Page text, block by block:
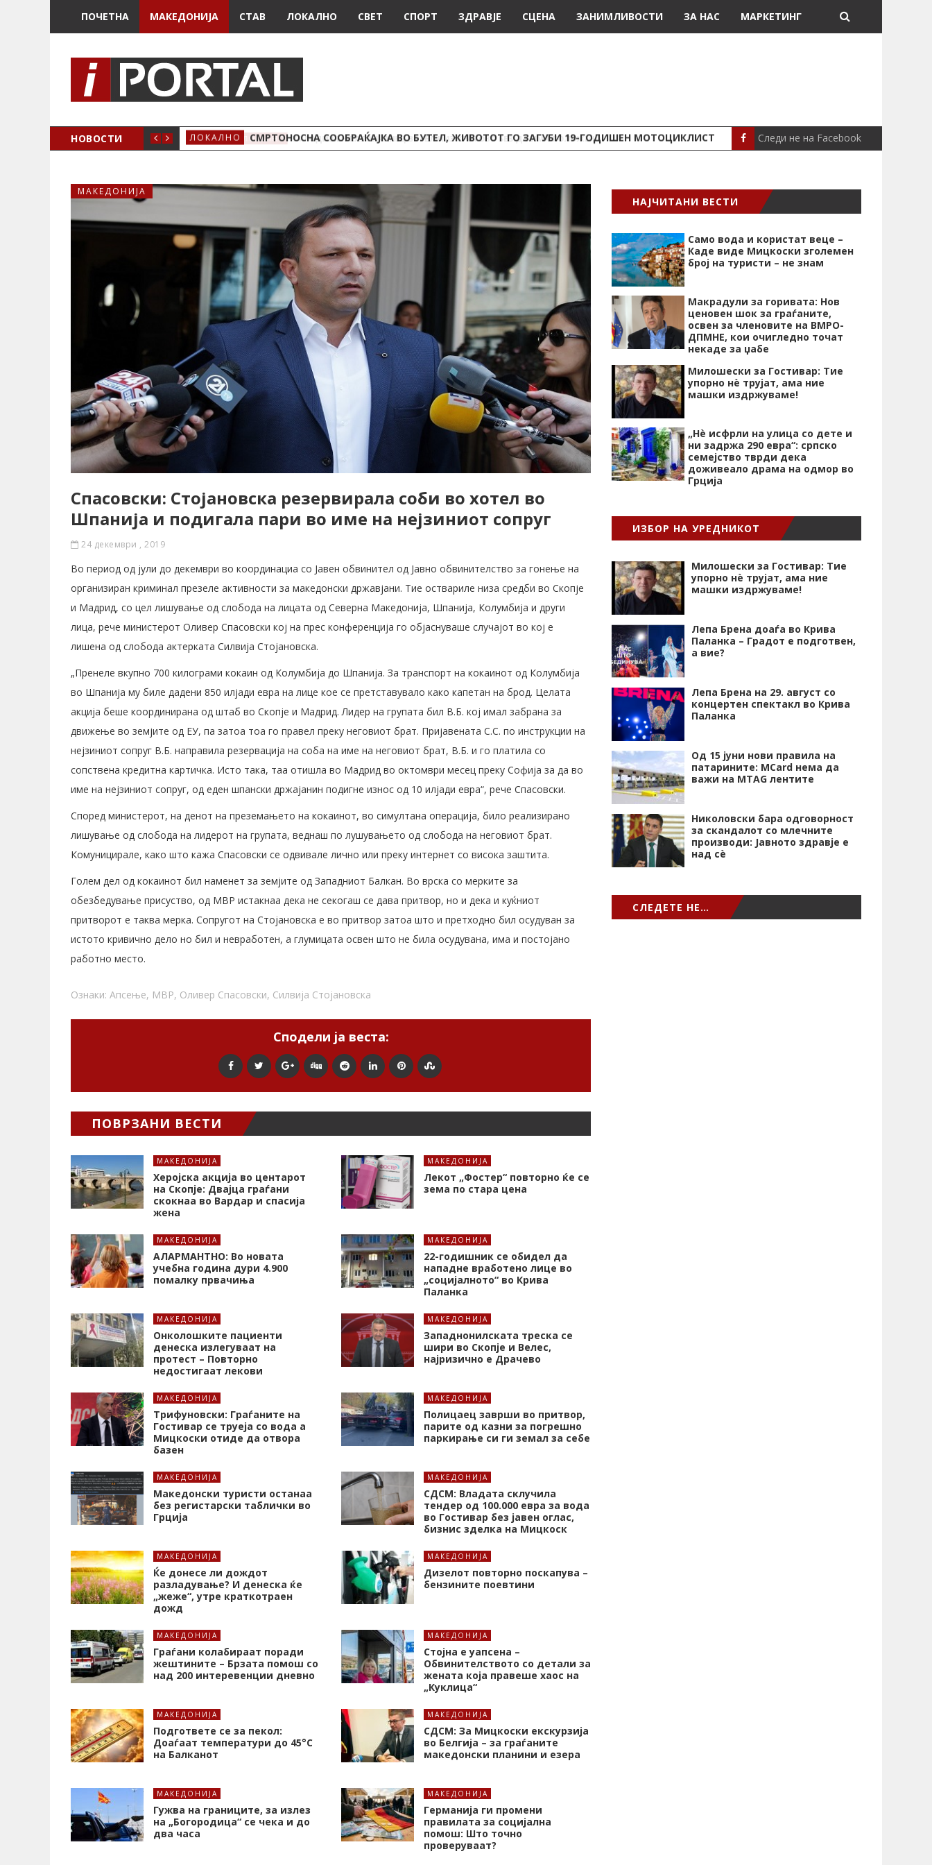
ПОЧЕТНА МАКЕДОНИЈА СТАВ ЛОКАЛНО СВЕТ СПОРТ ЗДРАВЈЕ СЦЕНА ЗАНИМЛИВОСТИ ЗА НАС МАРКЕТИНГ
НОВОСТИ ЛОКАЛНО СМРТОНОСНА СООБРАЌАЈКА ВО БУТЕЛ, ЖИВОТОТ ГО ЗАГУБИ 19-ГОДИШЕН МОТОЦИКЛИСТ СЦЕНА СЕВЕРИНА ВО
Следи не на Facebook
МАКЕДОНИЈА
Спасовски: Стојановска резервирала соби во хотел во
Шпанија и подигала пари во име на нејзиниот сопруг
24 декември , 2019
Во период од јули до декември во координациа со Јавен обвинител од Јавно обвинителство за гонење на
организиран криминал презеле активности за македонски државјани. Тие оствариле низа средби во Скопје
и Мадрид, со цел лишување од слобода на лицата од Северна Македонија, Шпанија, Колумбија и други
лица, рече министерот Оливер Спасовски кој на прес конференција го објаснуваше случајот во кој е
лишена од слобода актерката Силвија Стојановска.
„Пренеле вкупно 700 килограми кокаин од Колумбија до Шпанија. За транспорт на кокаинот од Колумбија
во Шпанија му биле дадени 850 илјади евра на лице кое се претставувало како капетан на брод. Целата
акција беше координирана од штаб во Скопје и Мадрид. Лидер на групата бил В.Б. кој имал забрана за
движење во земјите од ЕУ, па затоа тоа го правел преку неговиот брат. Пријавената С.С. по инструкции на
нејзиниот сопруг В.Б. направила резервација на соба на име на неговиот брат, В.Б. и го платила со
сопствена кредитна картичка. Исто така, таа отишла во Мадрид во октомври месец преку Софија за да во
име на нејзиниот сопруг, од еден шпански држајанин подигне износ од 10 илјади евра“, рече Спасовски.
Според министерот, на денот на преземањето на кокаинот, во симултана операција, било реализирано
лишување од слобода на лидерот на групата, веднаш по лушувањето од слобода на неговиот брат.
Комуницирале, како што кажа Спасовски се одвивале лично или преку интернет со висока заштита.
Голем дел од кокаинот бил наменет за земјите од Западниот Балкан. Во врска со мерките за
обезбедување присуство, од МВР истакнаа дека не секогаш се дава притвор, но и дека и куќниот
притворот е таква мерка. Сопругот на Стојановска е во притвор затоа што и претходно бил осудуван за
истото кривично дело но бил и невработен, а глумицата освен што не била осудувана, има и постојано
работно место.
Ознаки: Апсење, МВР, Оливер Спасовски, Силвија Стојановска
Сподели ја веста:
ПОВРЗАНИ ВЕСТИ
МАКЕДОНИЈА
Херојска акција во центарот
на Скопје: Двајца граѓани
скокнаа во Вардар и спасија
жена
МАКЕДОНИЈА
Лекот „Фостер“ повторно ќе се
зема по стара цена
МАКЕДОНИЈА
АЛАРМАНТНО: Во новата
учебна година дури 4.900
помалку првачиња
МАКЕДОНИЈА
22-годишник се обидел да
нападне вработено лице во
„социјалното“ во Крива
Паланка
МАКЕДОНИЈА
Онколошките пациенти
денеска излегуваат на
протест – Повторно
недостигаат лекови
МАКЕДОНИЈА
Западнонилската треска се
шири во Скопје и Велес,
најризично е Драчево
МАКЕДОНИЈА
Трифуновски: Граѓаните на
Гостивар се труеја со вода а
Мицкоски отиде да отвора
базен
МАКЕДОНИЈА
Полицаец заврши во притвор,
парите од казни за погрешно
паркирање си ги земал за себе
МАКЕДОНИЈА
Македонски туристи останаа
без регистарски таблички во
Грција
МАКЕДОНИЈА
СДСМ: Владата склучила
тендер од 100.000 евра за вода
во Гостивар без јавен оглас,
бизнис зделка на Мицкоск
МАКЕДОНИЈА
Ќе донесе ли дождот
разладување? И денеска ќе
„жеже“, утре краткотраен
дожд
МАКЕДОНИЈА
Дизелот повторно поскапува –
бензините поевтини
МАКЕДОНИЈА
Граѓани колабираат поради
жештините – Брзата помош со
над 200 интеревенции дневно
МАКЕДОНИЈА
Стојна е уапсена –
Обвинителството со детали за
жената која правеше хаос на
„Куклица“
МАКЕДОНИЈА
Подгответе се за пекол:
Доаѓаат температури до 45°C
на Балканот
МАКЕДОНИЈА
СДСМ: За Мицкоски екскурзија
во Белгија – за граѓаните
македонски планини и езера
МАКЕДОНИЈА
Гужва на границите, за излез
на „Богородица“ се чека и до
два часа
МАКЕДОНИЈА
Германија ги промени
правилата за социјална
помош: Што точно
проверуваат?
НАЈЧИТАНИ ВЕСТИ
Само вода и користат веце –
Каде виде Мицкоски зголемен
број на туристи – не знам
Макрадули за горивата: Нов
ценовен шок за граѓаните,
освен за членовите на ВМРО-
ДПМНЕ, кои очигледно точат
некаде за џабе
Милошески за Гостивар: Тие
упорно нѐ трујат, ама ние
машки издржуваме!
„Нѐ исфрли на улица со дете и
ни задржа 290 евра“: српско
семејство тврди дека
доживеало драма на одмор во
Грција
ИЗБОР НА УРЕДНИКОТ
Милошески за Гостивар: Тие
упорно нѐ трујат, ама ние
машки издржуваме!
Лепа Брена доаѓа во Крива
Паланка – Градот е подготвен,
а вие?
Лепа Брена на 29. август со
концертен спектакл во Крива
Паланка
Од 15 јуни нови правила на
патарините: MCard нема да
важи на MTAG лентите
Николовски бара одговорност
за скандалот со млечните
производи: Јавното здравје е
над сѐ
СЛЕДЕТЕ НЕ…